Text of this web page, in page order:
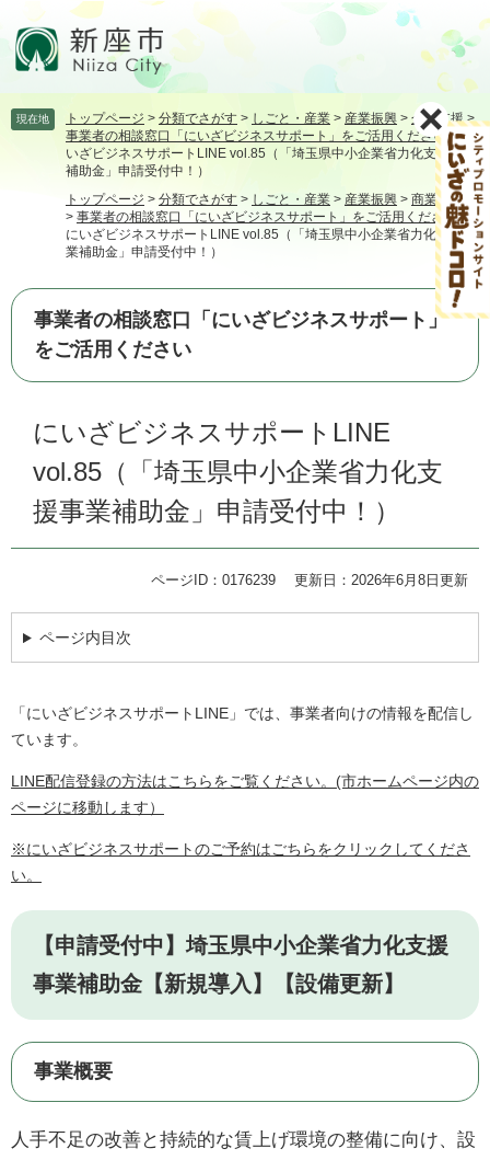
頭飛 現在地 トップページ > 分類でさがす > しごと・産業 > 産業振興 > 企業支援>
事業者の相談窓口「にいざビジネスサポート」をご活用ください >に
いざビジネスサポートLINE vol.85（「埼玉県中小企業省力化支援事業
補助金」申請受付中！）
トップページ > 分類でさがす > しごと・産業 > 産業振興 > 商業・工業
> 事業者の相談窓口「にいざビジネスサポート」をご活用ください >
にいざビジネスサポートLINE vol.85（「埼玉県中小企業省力化支援事
業補助金」申請受付中！）
事業者の相談窓口「にいざビジネスサポート」
をご活用ください
にいざビジネスサポートLINE
vol.85（「埼玉県中小企業省力化支
援事業補助金」申請受付中！）
ページID：0176239 更新日：2026年6月8日更新
ページ内目次
「にいざビジネスサポートLINE」では、事業者向けの情報を配信し
ています。
LINE配信登録の方法はこちらをご覧ください。(市ホームページ内の
ページに移動します）
※にいざビジネスサポートのご予約はごちらをクリックしてくださ
い。
【申請受付中】埼玉県中小企業省力化支援
事業補助金【新規導入】【設備更新】
事業概要
人手不足の改善と持続的な賃上げ環境の整備に向け、設